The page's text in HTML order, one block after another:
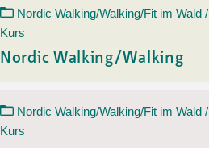
Nordic Walking/Walking/Fit im Wald /
Kurs
Nordic Walking/Walking
Nordic Walking/Walking/Fit im Wald /
Kurs